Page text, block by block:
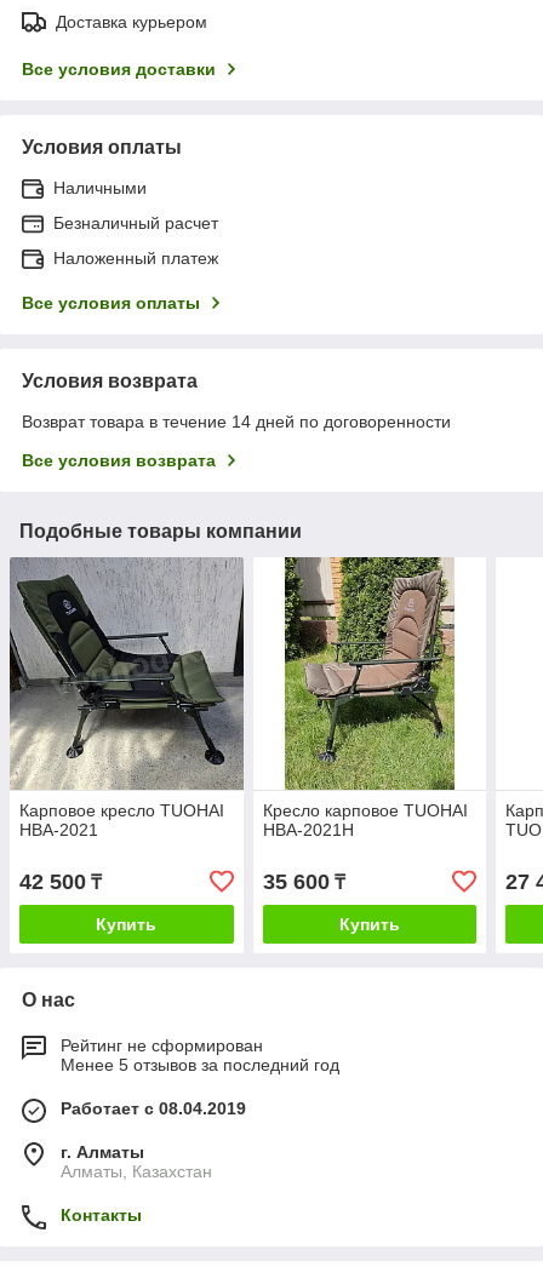
Доставка курьером
Все условия доставки
Условия оплаты
Наличными
Безналичный расчет
Наложенный платеж
Все условия оплаты
Условия возврата
Возврат товара в течение 14 дней по договоренности
Все условия возврата
Подобные товары компании
Карповое кресло TUOHAI
HBA-2021
42 500 ₸
Купить
Кресло карповое TUOHAI
HBA-2021Н
35 600₸
Купить
27
О нас
Рейтинг не сформирован
Менее 5 отзывов за последний год
Работает с 08.04.2019
г. Алматы
Алматы, Казахстан
Контакты